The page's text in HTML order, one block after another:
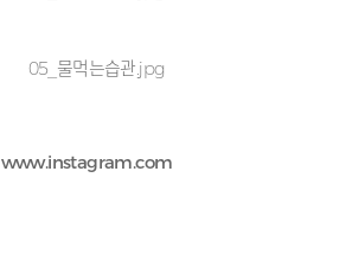
www.instagram.com